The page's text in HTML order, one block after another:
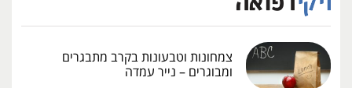
צמחונות וטבעונות בקרב מתבגרים
ומבוגרים – נייר עמדה